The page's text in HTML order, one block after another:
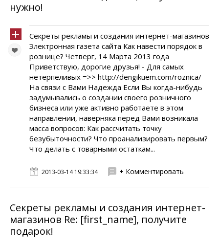
нужно!
Секреты рекламы и создания интернет-магазинов
Электронная газета сайта Как навести порядок в
рознице? Четверг, 14 Марта 2013 года
Приветствую, дорогие друзья! - Для самых
нетерпеливых =>> http://dengikuem.com/roznica/ -
На связи с Вами Надежда Если Вы когда-нибудь
задумывались о создании своего розничного
бизнеса или уже активно работаете в этом
направлении, наверняка перед Вами возникала
масса вопросов: Как рассчитать точку
безубыточности? Что проанализировать первым?
Что делать с товарными остаткам...
2013-03-14 19:33:34 + Комментировать
Секреты рекламы и создания интернет-
магазинов Re: [first_name], получите
подарок!